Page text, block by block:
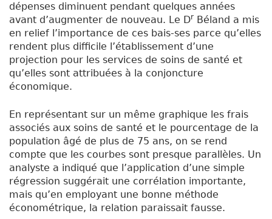
dépenses diminuent pendant quelques années
avant d’augmenter de nouveau. Le Dr Béland a mis
en relief l’importance de ces bais-ses parce qu’elles
rendent plus difficile l’établissement d’une
projection pour les services de soins de santé et
qu’elles sont attribuées à la conjoncture
économique.
En représentant sur un même graphique les frais
associés aux soins de santé et le pourcentage de la
population âgé de plus de 75 ans, on se rend
compte que les courbes sont presque parallèles. Un
analyste a indiqué que l’application d’une simple
régression suggérait une corrélation importante,
mais qu’en employant une bonne méthode
économétrique, la relation paraissait fausse.